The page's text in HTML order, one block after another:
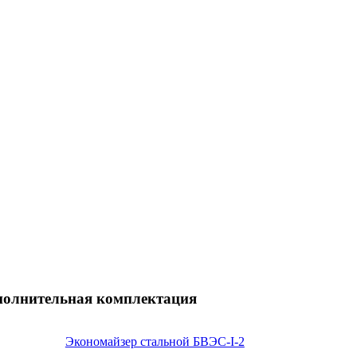
комплектация
Экономайзер стальной БВЭС-I-2